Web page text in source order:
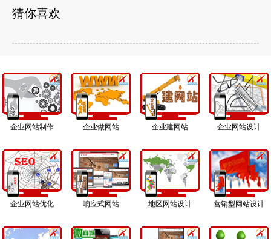
猜你喜欢
企业网站制作 企业做网站 企业建网站 企业网站设计
企业网站优化 响应式网站 地区网站设计 营销型网站设计